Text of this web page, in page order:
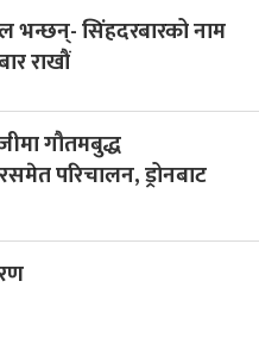
भन्छन्- सिंहदरबारको नाम
राखौं
गौतमबुद्ध
परिचालन, ड्रोनबाट